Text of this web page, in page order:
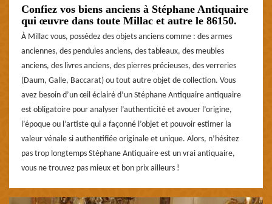
Confiez vos biens anciens à Stéphane Antiquaire
qui œuvre dans toute Millac et autre le 86150.
À Millac vous, possédez des objets anciens comme : des armes
anciennes, des pendules anciens, des tableaux, des meubles
anciens, des livres anciens, des pierres précieuses, des verreries
(Daum, Galle, Baccarat) ou tout autre objet de collection. Vous
avez besoin d’un œil éclairé d’un Stéphane Antiquaire antiquaire
est obligatoire pour analyser l’authenticité et avouer l’origine,
l’époque ou l’artiste qui a façonné l’objet et pouvoir estimer la
valeur vénale si authentifiée originale et unique. Alors, n’hésitez
pas trop longtemps Stéphane Antiquaire est un vrai antiquaire,
vous ne trouvez pas mieux et bon prix ailleurs !